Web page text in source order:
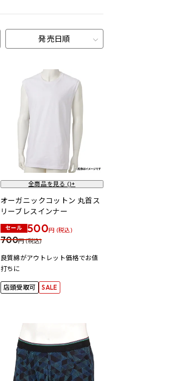
発売日順
全商品を見る ()+
オーガニックコットン 丸首ス
リーブレスインナー
セール 500円 (税込)
700円 (税込)
良質綿がアウトレット価格でお値
打ちに
店頭受取可 SALE